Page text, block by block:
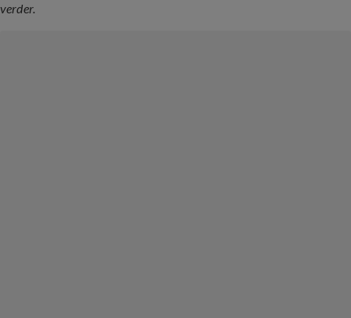
verder.